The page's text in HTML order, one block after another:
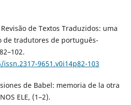
de Textos Traduzidos: uma
de tradutores de português-
9651.v0i14p82-103
de Babel: memoria de la otra
ELE, (1–2).